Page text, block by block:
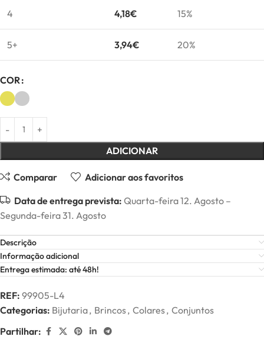
4 4,18€ 15%
5+ 3,94€ 20%
COR
ADICIONAR
Comparar Adicionar aos favoritos
Data de entrega prevista: Quarta-feira 12. Agosto –
Segunda-feira 31. Agosto
Descrição
Informação adicional
Entrega estimada: até 48h!
REF: 99905-L4
Categorias: Bijutaria, Brincos, Colares, Conjuntos
Partilhar: